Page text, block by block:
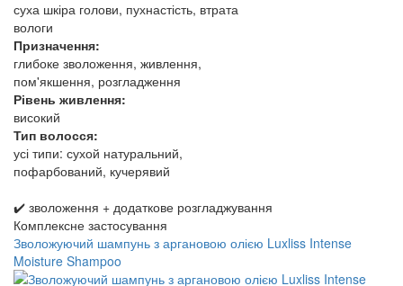
суха шкіра голови, пухнастість, втрата
вологи
Призначення:
глибоке зволоження, живлення,
пом'якшення, розгладження
Рівень живлення:
високий
Тип волосся:
усі типи: сухой натуральний,
пофарбований, кучерявий
✔️ зволоження + додаткове розгладжування
Комплексне застосування
Зволожуючий шампунь з аргановою олією Luxliss Intense
Moisture Shampoo